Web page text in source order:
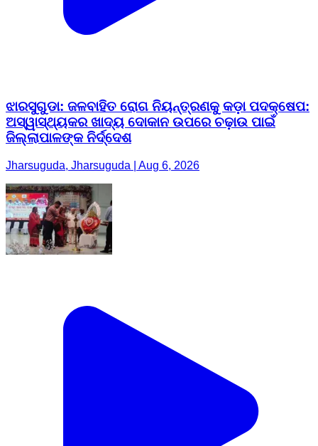
ଝାରସୁଗୁଡା: ଜଳବାହିତ ରୋଗ ନିୟନ୍ତ୍ରଣକୁ କଡ଼ା ପଦକ୍ଷେପ:
ଅସ୍ୱାସ୍ଥ୍ୟକର ଖାଦ୍ୟ ଦୋକାନ ଉପରେ ଚଢ଼ାଉ ପାଇଁ
ଜିଲ୍ଲାପାଳଙ୍କ ନିର୍ଦ୍ଦେଶ
Jharsuguda, Jharsuguda | Aug 6, 2026